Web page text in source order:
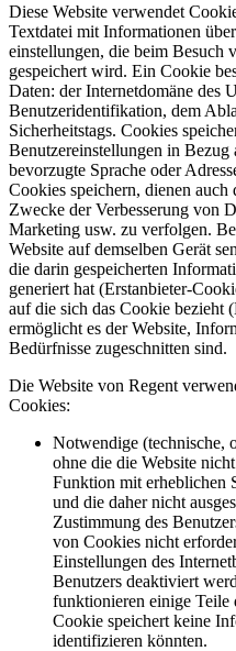
Diese Website verwendet
Textdatei mit Informationen
einstellungen, die beim Besuch
gespeichert wird. Ein Cookie
Daten: der Internetdomäne des
Benutzeridentifikation, dem
Sicherheitstags. Cookies
Benutzereinstellungen in
bevorzugte Sprache oder
Cookies speichern, dienen
Zwecke der Verbesserung von
Marketing usw. zu verfolgen.
Website auf demselben Gerät
die darin gespeicherten
generiert hat (Erstanbieter-
auf die sich das Cookie bezieht
ermöglicht es der Website,
Bedürfnisse zugeschnitten sind.
Die Website von Regent
Cookies:
Notwendige (technische,
ohne die die Website
Funktion mit erheblichen
und die daher nicht
Zustimmung des
von Cookies nicht
Einstellungen des
Benutzers deaktiviert
funktionieren einige Teile
Cookie speichert keine
identifizieren könnten.